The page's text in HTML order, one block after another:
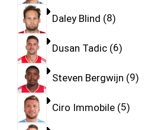
Daley Blind 8
Dusan Tadic 6
Steven Bergwijn 9
Ciro Immobile 5